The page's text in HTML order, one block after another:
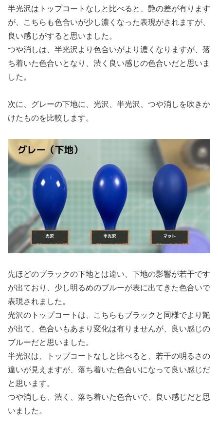
半光沢はトップコートなしと比べると、艶の差が有ります
が、こちらも色合いが少し濃くなった表現がされますが、
良い感じがすると思いました。
つや消しは、半光沢より色合いがより濃くなりますが、落
ち着いた色合いとなり、渋く良い感じの色合いだと思いま
した。
次に、グレーの下地に、光沢、半光沢、つや消しを吹きか
けたものを比較します。
先ほどのブラックの下地とは違い、下地の影響が若干です
が出ており、少し明るめのブルーが表に出てきた色合いで
表現されました。
光沢のトップコートは、こちらもブラックと同様でより艶
が出て、色合いもあまり変化は有りませんが、良い感じの
ブルーだと思いました。
半光沢は、トップコートなしと比べると、若干の明るさの
違いが見えますが、落ち着いた色合いになって良い感じだ
と思います。
つや消しも、渋く、落ち着いた色合いで、良い感じだと思
いました。